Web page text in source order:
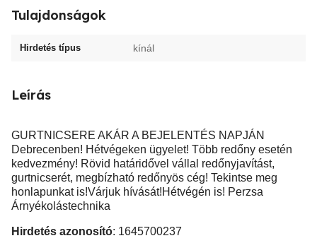
Tulajdonságok
Hirdetés típus kínál
Leírás
GURTNICSERE AKÁR A BEJELENTÉS NAPJÁN
Debrecenben! Hétvégeken ügyelet! Több redőny esetén
kedvezmény! Rövid határidővel vállal redőnyjavítást,
gurtnicserét, megbízható redőnyös cég! Tekintse meg
honlapunkat is!Várjuk hívását!Hétvégén is! Perzsa
Árnyékolástechnika
Hirdetés azonosító: 1645700237